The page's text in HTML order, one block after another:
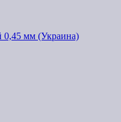
0,45 мм (Украина)